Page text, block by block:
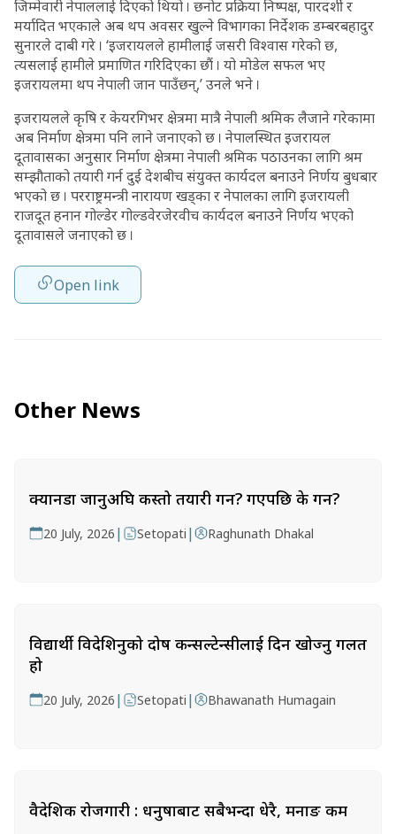
जिम्मेवारी नेपाललाई दिएको थियो । छनोट प्रक्रिया निष्पक्ष, पारदर्शी र
मर्यादित भएकाले अब थप अवसर खुल्ने विभागका निर्देशक डम्बरबहादुर
सुनारले दाबी गरे । ‘इजरायलले हामीलाई जसरी विश्वास गरेको छ,
त्यसलाई हामीले प्रमाणित गरिदिएका छौं । यो मोडेल सफल भए
इजरायलमा थप नेपाली जान पाउँछन्,’ उनले भने ।
इजरायलले कृषि र केयरगिभर क्षेत्रमा मात्रै नेपाली श्रमिक लैजाने गरेकामा
अब निर्माण क्षेत्रमा पनि लाने जनाएको छ । नेपालस्थित इजरायल
दूतावासका अनुसार निर्माण क्षेत्रमा नेपाली श्रमिक पठाउनका लागि श्रम
सम्झौताको तयारी गर्न दुई देशबीच संयुक्त कार्यदल बनाउने निर्णय बुधबार
भएको छ । परराष्ट्रमन्त्री नारायण खड्का र नेपालका लागि इजरायली
राजदूत हनान गोल्डेर गोल्डवेरजेरवीच कार्यदल बनाउने निर्णय भएको
दूतावासले जनाएको छ ।
Open link
Other News
क्यानडा जानुअघि कस्तो तयारी गर्ने? गएपछि के गर्ने?
20 July, 2026 | Setopati | Raghunath Dhakal
विद्यार्थी विदेशिनुको दोष कन्सल्टेन्सीलाई दिन खोज्नु गलत
हो
20 July, 2026 | Setopati | Bhawanath Humagain
वैदेशिक रोजगारी : धनुषाबाट सबैभन्दा धेरै, मनाङ कम